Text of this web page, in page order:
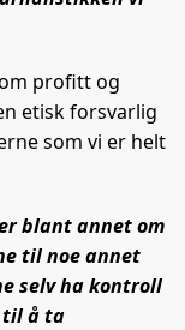
profitt og
etisk forsvarlig
som vi er helt
blant annet om
til noe annet
selv ha kontroll
til å ta